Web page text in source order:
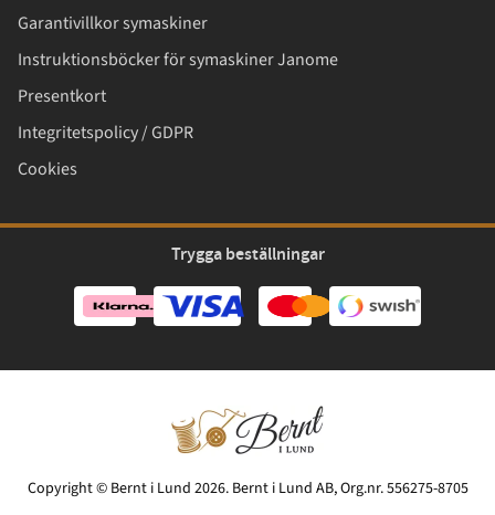
Garantivillkor symaskiner
Instruktionsböcker för symaskiner Janome
Presentkort
Integritetspolicy / GDPR
Cookies
Trygga beställningar
Copyright © Bernt i Lund 2026. Bernt i Lund AB, Org.nr. 556275-8705